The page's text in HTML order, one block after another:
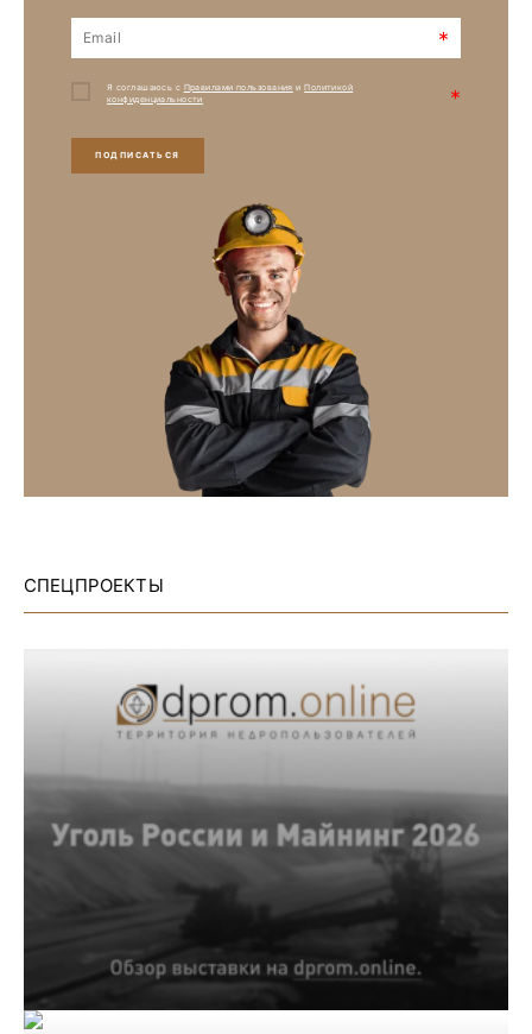
*
Я соглашаюсь с Правилами пользования иПолитикой
конфиденциальности
*
ПОДПИСАТЬСЯ
СПЕЦПРОЕКТЫ